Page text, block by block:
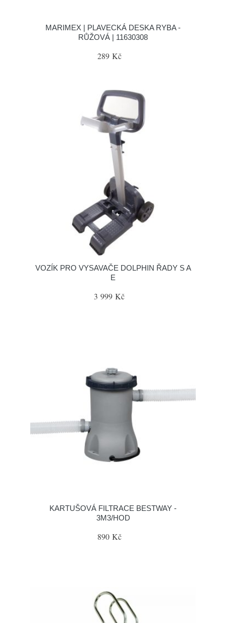
MARIMEX | PLAVECKÁ DESKA RYBA -
RŮŽOVÁ | 11630308
289 Kč
VOZÍK PRO VYSAVAČE DOLPHIN ŘADY S A
E
3 999 Kč
KARTUŠOVÁ FILTRACE BESTWAY -
3M3/HOD
890 Kč